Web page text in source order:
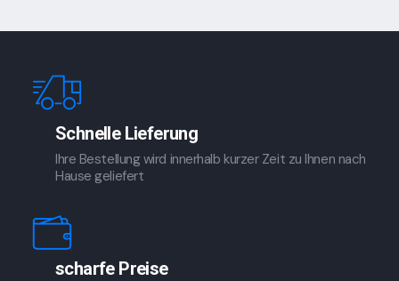
Schnelle Lieferung
Ihre Bestellung wird innerhalb kurzer Zeit zu Ihnen nach
Hause geliefert
scharfe Preise